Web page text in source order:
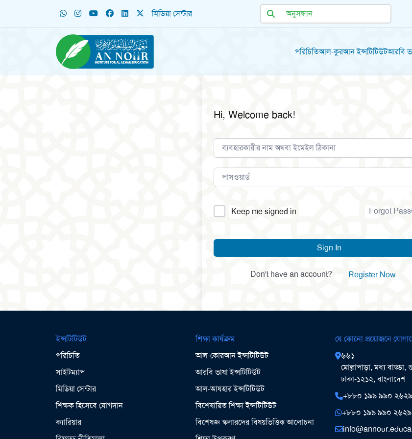
মিডিয়া সেন্টার
পরিচিতিআল-কুরআন ইন্সটিটিউটআরবি
Hi, Welcome back!
Alternative:
Keep me signed in Forgot
Sign In
Don't have an account? Register Now
ইন্সটিটিউট
পরিচিতি
সাইটম্যাপ
মিডিয়া সেন্টার
শিক্ষক হিসেবে যোগদান
ক্যারিয়ার
শিক্ষা কার্যক্রম
আল-কোরআন ইন্সটিটিউট
আরবি ভাষা ইন্সটিটিউট
আল-আযহার ইন্সটিটিউট
বিশেষায়িত শিক্ষা ইন্সটিটিউট
বিশেষজ্ঞ স্কলারদের বিষয়ভিত্তিক আলোচনা
যে কোনো প্রয়োজনে
৬৬১
মোল্লাপাড়া, মধ্য বাড্ডা,
ঢাকা-১২১২, বাংলাদেশ
+৮৮০ ১৯৯ ৯৯০ ২৬২৯
+৮৮০ ১৯৯ ৯৯০ ২৬২৯